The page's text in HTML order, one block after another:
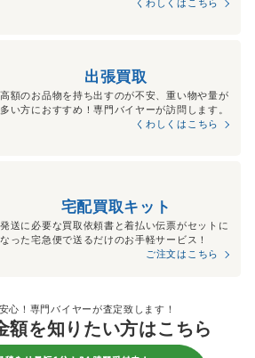
出張買取
高額のお品物を持ち出すのが不安、重い物や量が
多い方におすすめ！専門バイヤーが訪問します。
くわしくはこちら
宅配買取キット
発送に必要な買取依頼書と着払い伝票がセットに
なった宅急便で送るだけのお手軽サービス！
ご注文はこちら
心！専門バイヤーが査定致します！
額を知りたい方はこちら